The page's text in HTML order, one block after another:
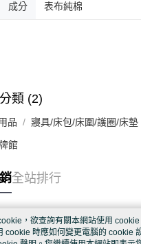
成分 表布純棉
類 (2)
品 寢具/床包/床圍/護圈/床墊
館
全站排行
，欲查詢有關本網站使用
cookie 時應如何變更電腦的 cookie